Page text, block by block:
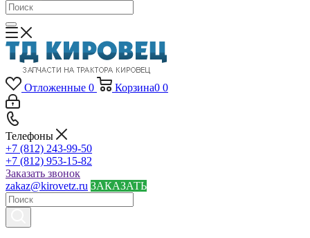
Отложенные 0 Корзина0 0
Телефоны
+7 (812) 243-99-50
+7 (812) 953-15-82
Заказать звонок
zakaz@kirovetz.ru ЗАКАЗАТЬ